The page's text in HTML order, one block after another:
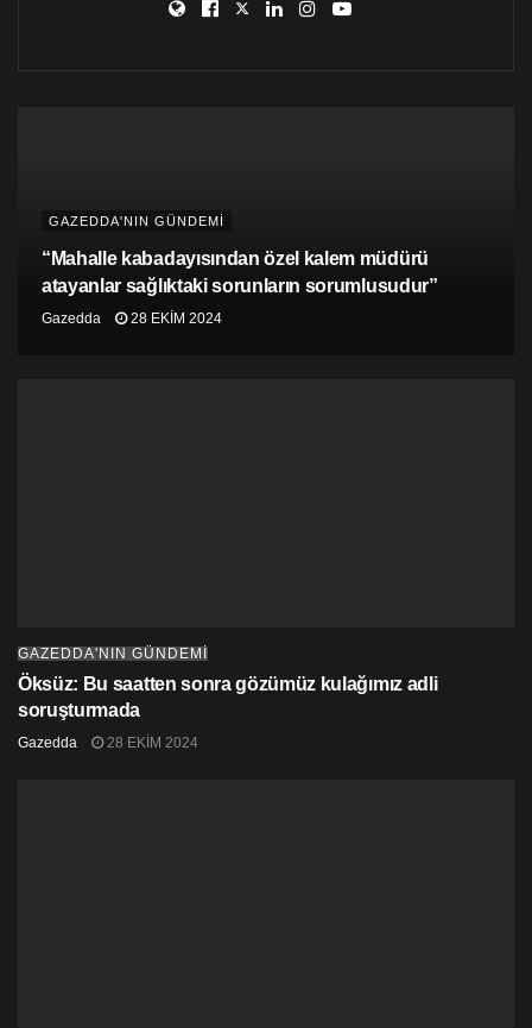
GAZEDDA'NIN GÜNDEMİ
“Mahalle kabadayısından özel kalem müdürü
atayanlar sağlıktaki sorunların sorumlusudur”
Gazedda 28 EKIM 2024
GAZEDDA'NIN GÜNDEMİ
Öksüz: Bu saatten sonra gözümüz kulağımız adli
soruşturmada
Gazedda 28 EKIM 2024